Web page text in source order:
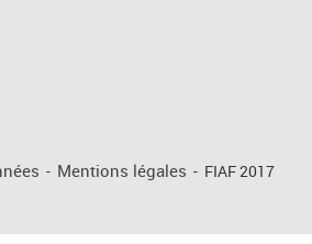
- Mentions légales - FIAF 2017